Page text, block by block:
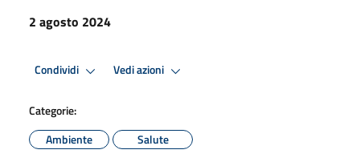
2 agosto 2024
Condividi Vedi azioni
Categorie:
Ambiente
Salute